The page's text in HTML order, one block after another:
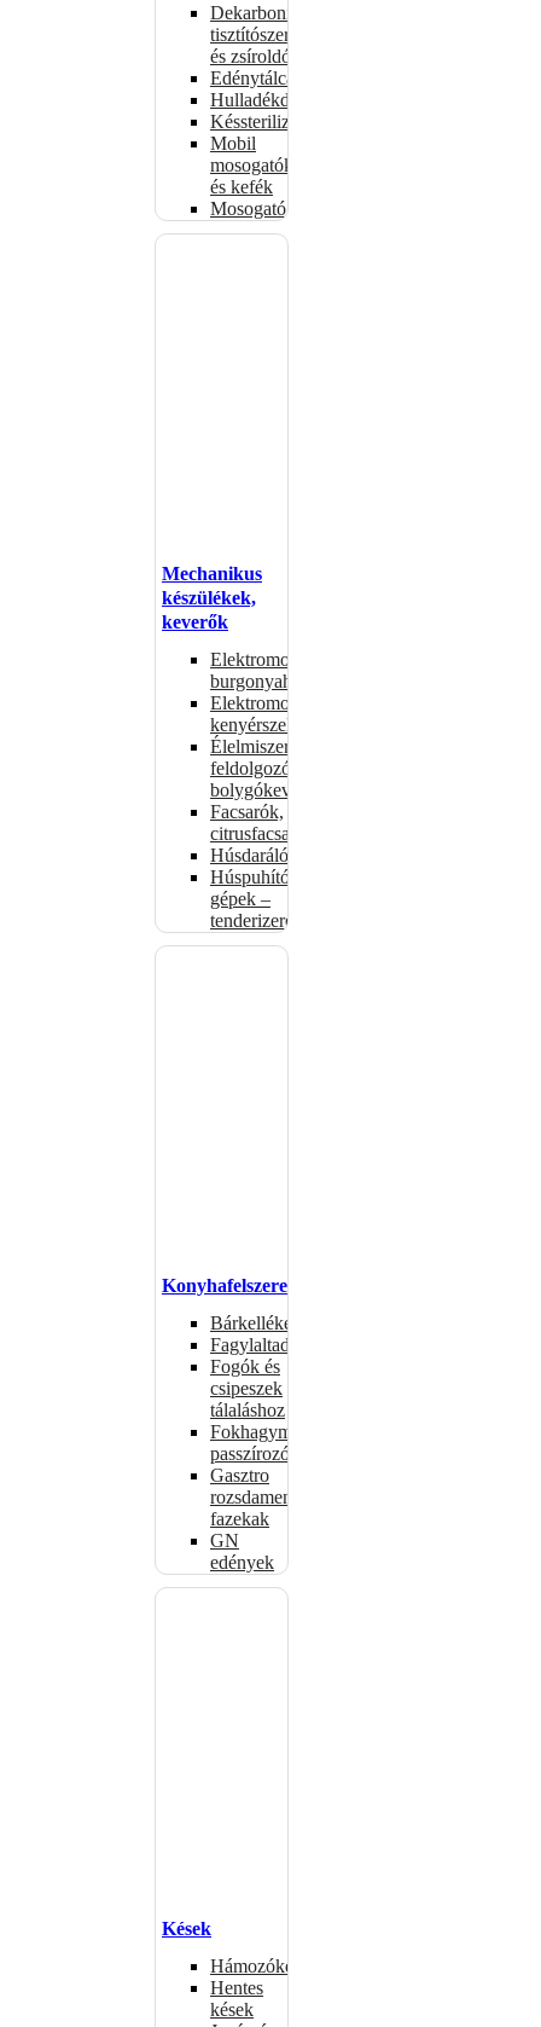
Dekarbonizáló
tisztítószerek
és zsíroldók
Edénytálcák
Hulladékdarálók
Késsterilizátorok
Mobil
mosogatók
és kefék
Mosogatógépkosarak
Mechanikus
készülékek,
keverők
Elektromos
burgonyahámozók
Elektromos
kenyérszeletelők
Élelmiszer-
feldolgozók –
bolygókeverők
Facsarók,
citrusfacsarók
Húsdarálók
Húspuhító
gépek –
tenderizerek
Konyhafelszerelés
Bárkellékek
Fagylaltadagolók
Fogók és
csipeszek
tálaláshoz
Fokhagymaprések,
passzírozók
Gasztro
rozsdamentes
fazekak
GN
edények
Kések
Hámozókések
Hentes
kések